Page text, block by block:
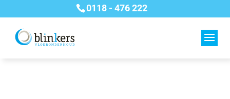
0118 - 476 222